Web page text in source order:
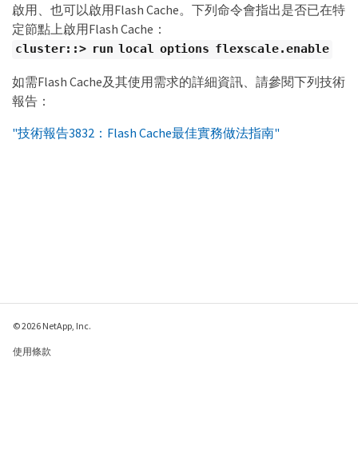
啟用、也可以啟用Flash Cache。下列命令會指出是否已在特
定節點上啟用Flash Cache：
cluster::> run local options flexscale.enable
如需Flash Cache及其使用需求的詳細資訊、請參閱下列技術
報告：
"技術報告3832：Flash Cache最佳實務做法指南"
© 2026 NetApp, Inc.
使用條款